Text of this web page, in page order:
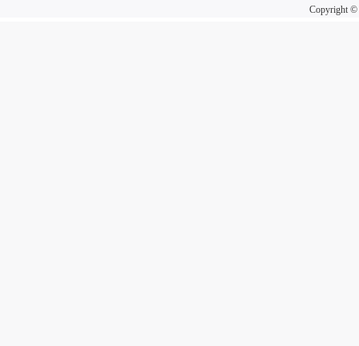
Copyright ©